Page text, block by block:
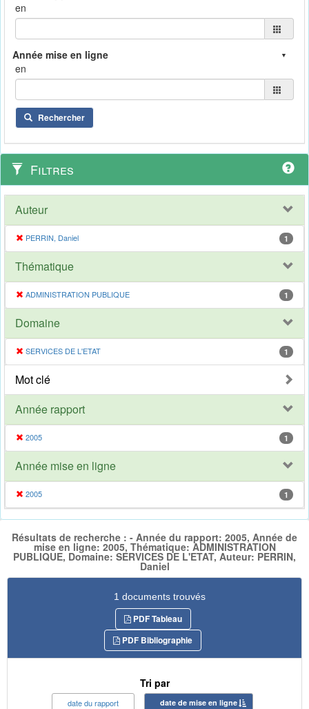
en
en
Rechercher
Filtres
Auteur
PERRIN, Daniel 1
Thématique
ADMINISTRATION PUBLIQUE 1
Domaine
SERVICES DE L'ETAT 1
Mot clé
Année rapport
2005 1
Année mise en ligne
2005 1
Résultats de recherche : - Année du rapport: 2005, Année de
mise en ligne: 2005, Thématique: ADMINISTRATION
PUBLIQUE, Domaine: SERVICES DE L'ETAT, Auteur: PERRIN,
Daniel
1 documents trouvés
PDF Tableau
PDF Bibliographie
Tri par
date du rapport date de mise en ligne